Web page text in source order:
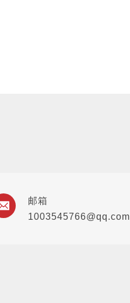
邮箱
1003545766@qq.com